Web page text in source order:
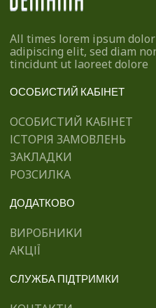
All times lorem ipsum
adipiscing elit, sed diam
tincidunt ut laoreet dolore
ОСОБИСТИЙ КАБІНЕТ
ОСОБИСТИЙ КАБІНЕТ
ІСТОРІЯ ЗАМОВЛЕНЬ
ЗАКЛАДКИ
РОЗСИЛКА
ДОДАТКОВО
ВИРОБНИКИ
АКЦІЇ
СЛУЖБА ПІДТРИМКИ